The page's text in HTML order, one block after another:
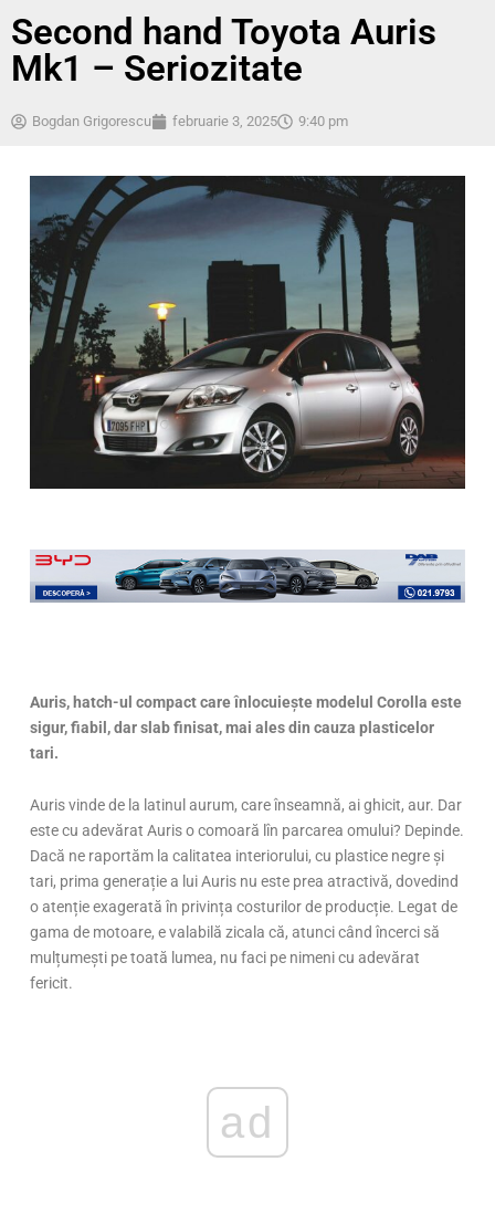
Second hand Toyota Auris
Mk1 – Seriozitate
Bogdan Grigorescu februarie 3, 2025 9:40 pm
Auris, hatch-ul compact care înlocuiește modelul Corolla este
sigur, fiabil, dar slab finisat, mai ales din cauza plasticelor
tari.
Auris vinde de la latinul aurum, care înseamnă, ai ghicit, aur. Dar
este cu adevărat Auris o comoară lîn parcarea omului? Depinde.
Dacă ne raportăm la calitatea interiorului, cu plastice negre și
tari, prima generație a lui Auris nu este prea atractivă, dovedind
o atenție exagerată în privința costurilor de producție. Legat de
gama de motoare, e valabilă zicala că, atunci când încerci să
mulțumești pe toată lumea, nu faci pe nimeni cu adevărat
fericit.
ad